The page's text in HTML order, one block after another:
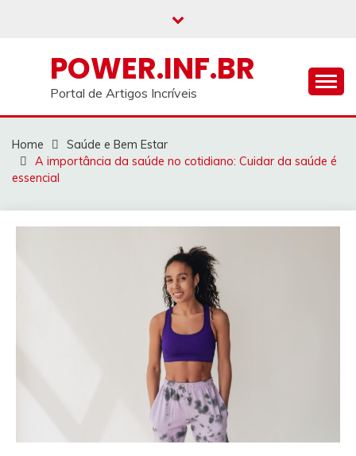
POWER.INF.BR
Portal de Artigos Incríveis
Home
Saúde e Bem Estar
A importância da saúde no cotidiano: Cuidar da saúde é
essencial